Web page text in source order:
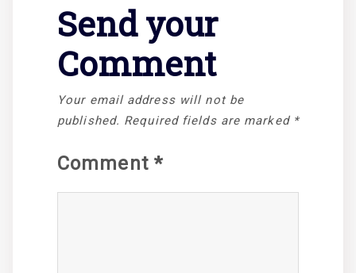
Send your
Comment
Your email address will not be
published. Required fields are marked *
Comment *